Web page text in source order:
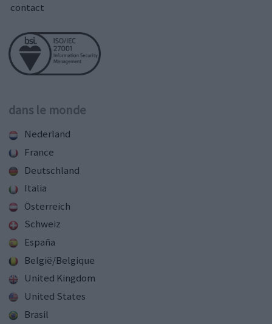
contact
dans le monde
Nederland
France
Deutschland
Italia
Österreich
Schweiz
España
België/Belgique
United Kingdom
United States
Brasil